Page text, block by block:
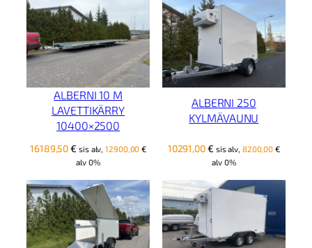
ALBERNI 10 M
LAVETTIKÄRRY
10400×2500
16189,50€ sis alv,12900,00€
alv 0%
ALBERNI 250
KYLMÄVAUNU
10291,00€ sis alv, 8200,00€
alv 0%